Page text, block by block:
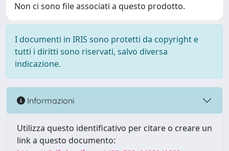
Non ci sono file associati a questo prodotto.
I documenti in IRIS sono protetti da copyright e
tutti i diritti sono riservati, salvo diversa
indicazione.
Informazioni
Utilizza questo identificativo per citare o creare un
link a questo documento: